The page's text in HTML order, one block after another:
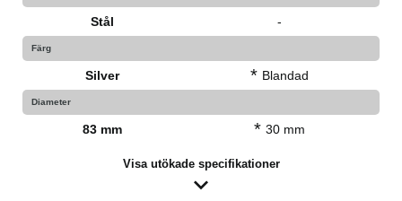
Stål -
Färg
Silver * Blandad
Diameter
83 mm * 30 mm
Visa utökade specifikationer